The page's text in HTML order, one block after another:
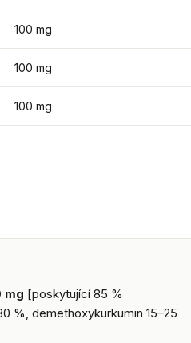
100 mg
100 mg
100 mg
mg [poskytující 85 %
%, demethoxykurkumin 15–25